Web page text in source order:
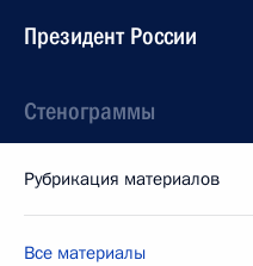
Президент России
Стенограммы
Рубрикация материалов
Все материалы